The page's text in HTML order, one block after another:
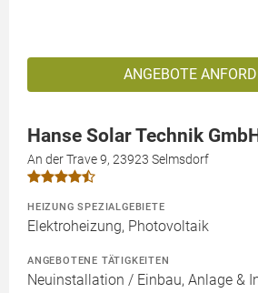
ANGEBOTE
Hanse Solar Technik
An der Trave 9, 23923 Selmsdorf
HEIZUNG SPEZIALGEBIETE
Elektroheizung, Photovoltaik
ANGEBOTENE TÄTIGKEITEN
Neuinstallation / Einbau, Anlage &